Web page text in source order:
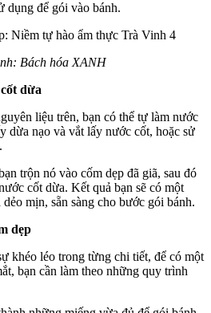
dụng để gói vào bánh.
Bách hóa XANH
dừa
liệu trên, bạn có thể tự làm nước
dừa nạo và vắt lấy nước cốt, hoặc sử
trộn nó vào cốm dẹp đã giã, sau đó
cốt dừa. Kết quả bạn sẽ có một
mịn, sẵn sàng cho bước gói bánh.
dẹp
khéo léo trong từng chi tiết, để có một
bạn cần làm theo những quy trình